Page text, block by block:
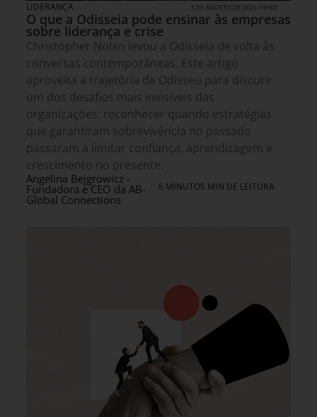
LIDERANÇA 3 DE AGOSTO DE 2026 14H00
O que a Odisseia pode ensinar às empresas
sobre liderança e crise
Christopher Nolan levou a Odisseia de volta às
conversas contemporâneas. Este artigo
aproveita a trajetória de Odisseu para discutir
um dos desafios mais invisíveis das
organizações: reconhecer quando estratégias
que garantiram sobrevivência no passado
passaram a limitar confiança, aprendizagem e
crescimento no presente.
Angelina Bejgrowicz -
Fundadora e CEO da AB-
Global Connections
6 MINUTOS MIN DE LEITURA